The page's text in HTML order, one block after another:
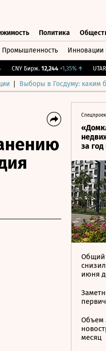
Политика
Промышленность Инновации
CNY Бирж. 12,244 +1,35%↑ UTAR 9,3
Выборы в Госдуму: каким
за год
Общий
июня
Объем
месяц